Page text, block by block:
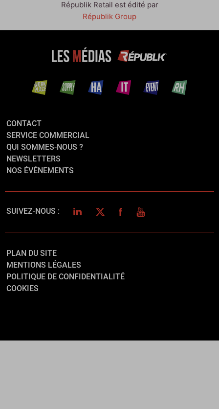
Républik Retail est édité par
Républik Group
CONTACT
SERVICE COMMERCIAL
QUI SOMMES-NOUS ?
NEWSLETTERS
NOS ÉVÉNEMENTS
SUIVEZ-NOUS : LINKEDINTWITTERFACEBOOK
YOUTUBE
PLAN DU SITE
MENTIONS LÉGALES
POLITIQUE DE CONFIDENTIALITÉ
COOKIES